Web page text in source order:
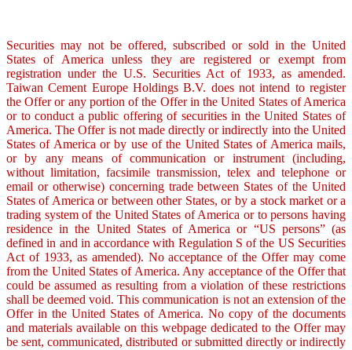
Securities may not be offered, subscribed or sold in the United
States of America unless they are registered or exempt from
registration under the U.S. Securities Act of 1933, as amended.
Taiwan Cement Europe Holdings B.V. does not intend to register
the Offer or any portion of the Offer in the United States of America
or to conduct a public offering of securities in the United States of
America. The Offer is not made directly or indirectly into the United
States of America or by use of the United States of America mails,
or by any means of communication or instrument (including,
without limitation, facsimile transmission, telex and telephone or
email or otherwise) concerning trade between States of the United
States of America or between other States, or by a stock market or a
trading system of the United States of America or to persons having
residence in the United States of America or “US persons” (as
defined in and in accordance with Regulation S of the US Securities
Act of 1933, as amended). No acceptance of the Offer may come
from the United States of America. Any acceptance of the Offer that
could be assumed as resulting from a violation of these restrictions
shall be deemed void. This communication is not an extension of the
Offer in the United States of America. No copy of the documents
and materials available on this webpage dedicated to the Offer may
be sent, communicated, distributed or submitted directly or indirectly